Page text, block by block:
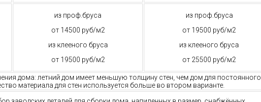
из проф.бруса
от 14500 руб/м2
из клееного бруса
от 19500 руб/м2
из проф.бруса
от 19500 руб/м2
из клееного бруса
от 25500 руб/м2
дома: летний дом имеет меньшую толщину стен, чем дом для постоянного
материала для стен используется больше во втором варианте.